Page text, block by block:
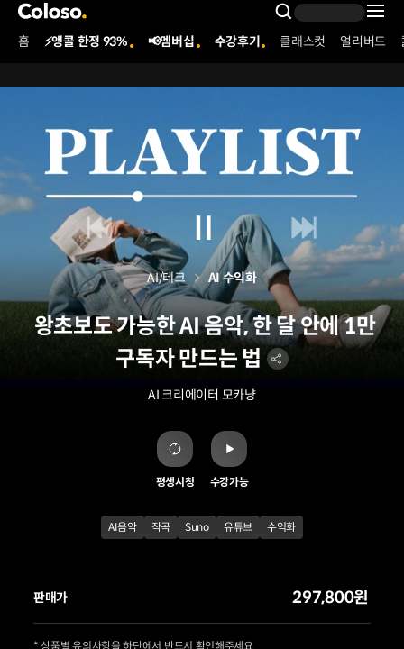
콜로소
Search
Coloso Menu
홈 ⚡앵콜 한정 93% 📢멤버십 수강후기 클래스컷 얼리버드
왕초보도 가능한 AI 음악, 한 달 안에 1만
구독자 만드는 법
AI 크리에이터 모카냥
AI/테크 AI 수익화
평생시청 수강가능
AI음악 작곡 Suno 유튜브 수익화
판매가 297,800원
* 상품별 유의사항을 하단에서 반드시 확인해주세요.